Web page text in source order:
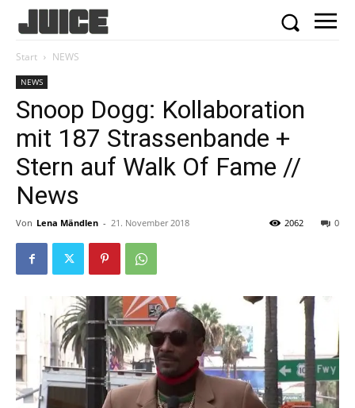
Start NEWS
NEWS
Snoop Dogg: Kollaboration
mit 187 Strassenbande +
Stern auf Walk Of Fame //
News
Von Lena Mändlen - 21. November 2018 0
2062